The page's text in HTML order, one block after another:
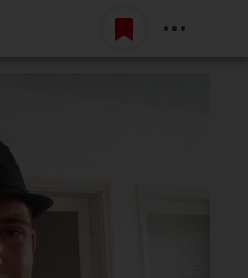
Belépés